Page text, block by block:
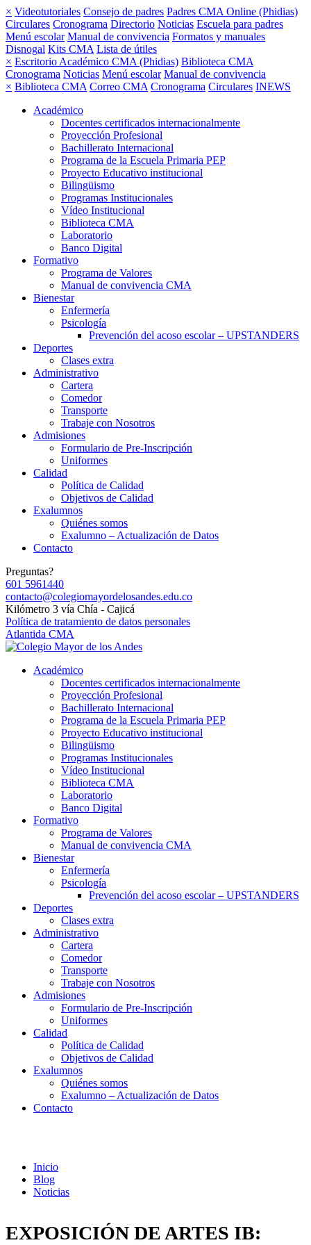
× Videotutoriales Consejo de padres Padres CMA Online (Phidias)
Circulares Cronograma Directorio Noticias Escuela para padres
Menú escolar Manual de convivencia Formatos y manuales
Disnogal Kits CMA Lista de útiles
× Escritorio Académico CMA (Phidias) Biblioteca CMA
Cronograma Noticias Menú escolar Manual de convivencia
× Biblioteca CMA Correo CMA Cronograma Circulares INEWS
Académico
Docentes certificados internacionalmente
Proyección Profesional
Bachillerato Internacional
Programa de la Escuela Primaria PEP
Proyecto Educativo institucional
Bilingüismo
Programas Institucionales
Vídeo Institucional
Biblioteca CMA
Laboratorio
Banco Digital
Formativo
Programa de Valores
Manual de convivencia CMA
Bienestar
Enfermería
Psicología
Prevención del acoso escolar – UPSTANDERS
Deportes
Clases extra
Administrativo
Cartera
Comedor
Transporte
Trabaje con Nosotros
Admisiones
Formulario de Pre-Inscripción
Uniformes
Calidad
Política de Calidad
Objetivos de Calidad
Exalumnos
Quiénes somos
Exalumno – Actualización de Datos
Contacto
Preguntas?
601 5961440
contacto@colegiomayordelosandes.edu.co
Kilómetro 3 vía Chía - Cajicá
Política de tratamiento de datos personales
Atlantida CMA
Académico
Docentes certificados internacionalmente
Proyección Profesional
Bachillerato Internacional
Programa de la Escuela Primaria PEP
Proyecto Educativo institucional
Bilingüismo
Programas Institucionales
Vídeo Institucional
Biblioteca CMA
Laboratorio
Banco Digital
Formativo
Programa de Valores
Manual de convivencia CMA
Bienestar
Enfermería
Psicología
Prevención del acoso escolar – UPSTANDERS
Deportes
Clases extra
Administrativo
Cartera
Comedor
Transporte
Trabaje con Nosotros
Admisiones
Formulario de Pre-Inscripción
Uniformes
Calidad
Política de Calidad
Objetivos de Calidad
Exalumnos
Quiénes somos
Exalumno – Actualización de Datos
Contacto
Inicio
Blog
Noticias
EXPOSICIÓN DE ARTES IB: